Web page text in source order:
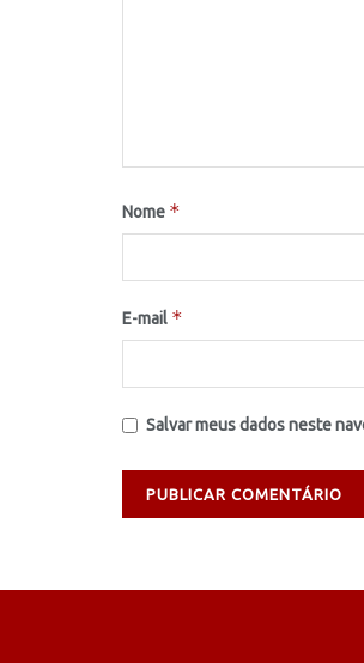
Nome *
E-mail *
Salvar meus dados neste